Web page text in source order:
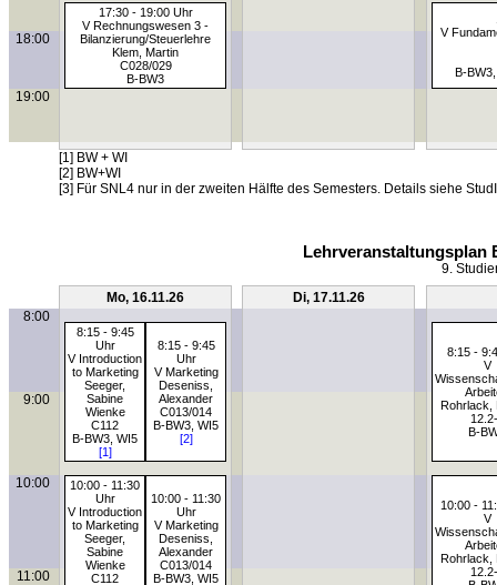
17:30 - 19:00 Uhr
V Rechnungswesen 3 -
Bilanzierung/Steuerlehre
Klem, Martin
C028/029
B-BW3
V
B-
18:00
19:00
[1] BW + WI
[2] BW+WI
[3] Für SNL4 nur in der zweiten Hälfte des Semesters. Details siehe
Lehrveranstaltungsplan
9.
Mo, 16.11.26
Di, 17.11.26
8:00
8:15 - 9:45
Uhr
V Introduction
to Marketing
Seeger,
Sabine
Wienke
C112
B-BW3, WI5
[1]
8:15 - 9:45
Uhr
V Marketing
Deseniss,
Alexander
C013/014
B-BW3, WI5
[2]
8:15 -
V
Rohrlack,
B-
9:00
10:00
10:00 - 11:30
Uhr
V Introduction
to Marketing
Seeger,
Sabine
Wienke
C112
10:00 - 11:30
Uhr
V Marketing
Deseniss,
Alexander
C013/014
B-BW3, WI5
10:00 -
V
Rohrlack,
11:00